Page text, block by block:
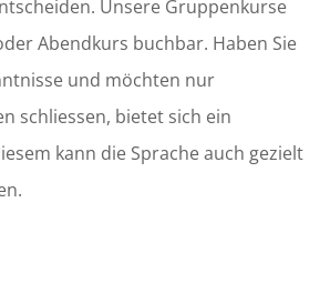
Unsere Gruppenkurse
Abendkurs buchbar. Haben Sie
und möchten nur
schliessen, bietet sich ein
kann die Sprache auch gezielt